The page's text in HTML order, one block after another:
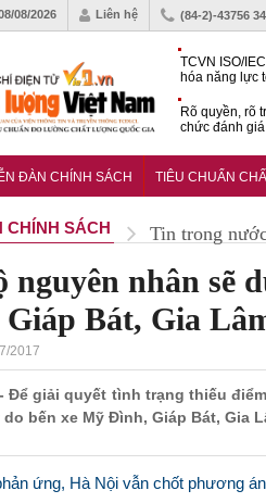
08/2026 Liên hệ (84-2)-43756
TCVN ISO/
hóa năng lực
Rõ quyền, rõ
chức đánh
Công cụ định
ĐÀN CHÍNH SÁCH TIÊU CHUẨN
CHÍNH SÁCH Tin trong
nguyên nhân sẽ
Bát, Gia
2017
Để giải quyết tình trạng thiếu
bến xe Mỹ Đình, Giáp Bát, Gia
ứng, Hà Nội vẫn chốt phương